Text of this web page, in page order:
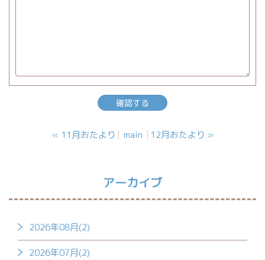
« 11月おたより main 12月おたより »
アーカイブ
2026年08月(2)
2026年07月(2)